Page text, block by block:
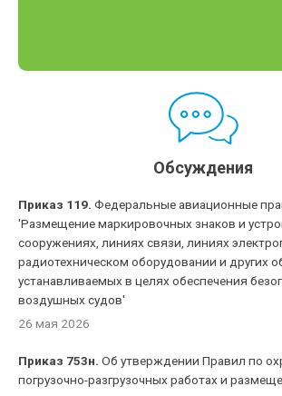
Обсуждения
Приказ 119. Федеральные авиационные
'Размещение маркировочных знаков и
сооружениях, линиях связи, линиях
радиотехническом оборудовании и других
устанавливаемых в целях обеспечения
воздушных судов'
26 мая 2026
Приказ 753н. Об утверждении Правил по
погрузочно-разгрузочных работах и